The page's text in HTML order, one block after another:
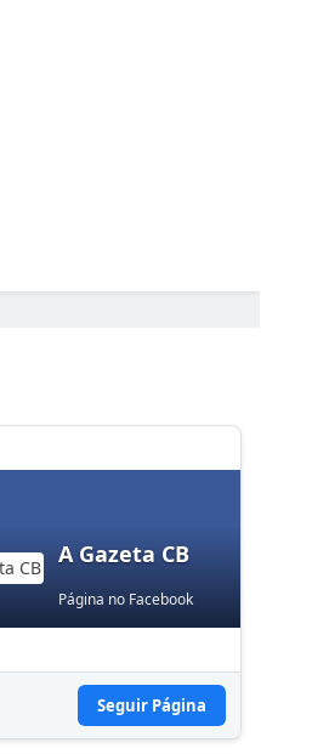
A Gazeta CB
Página no Facebook
Seguir Página